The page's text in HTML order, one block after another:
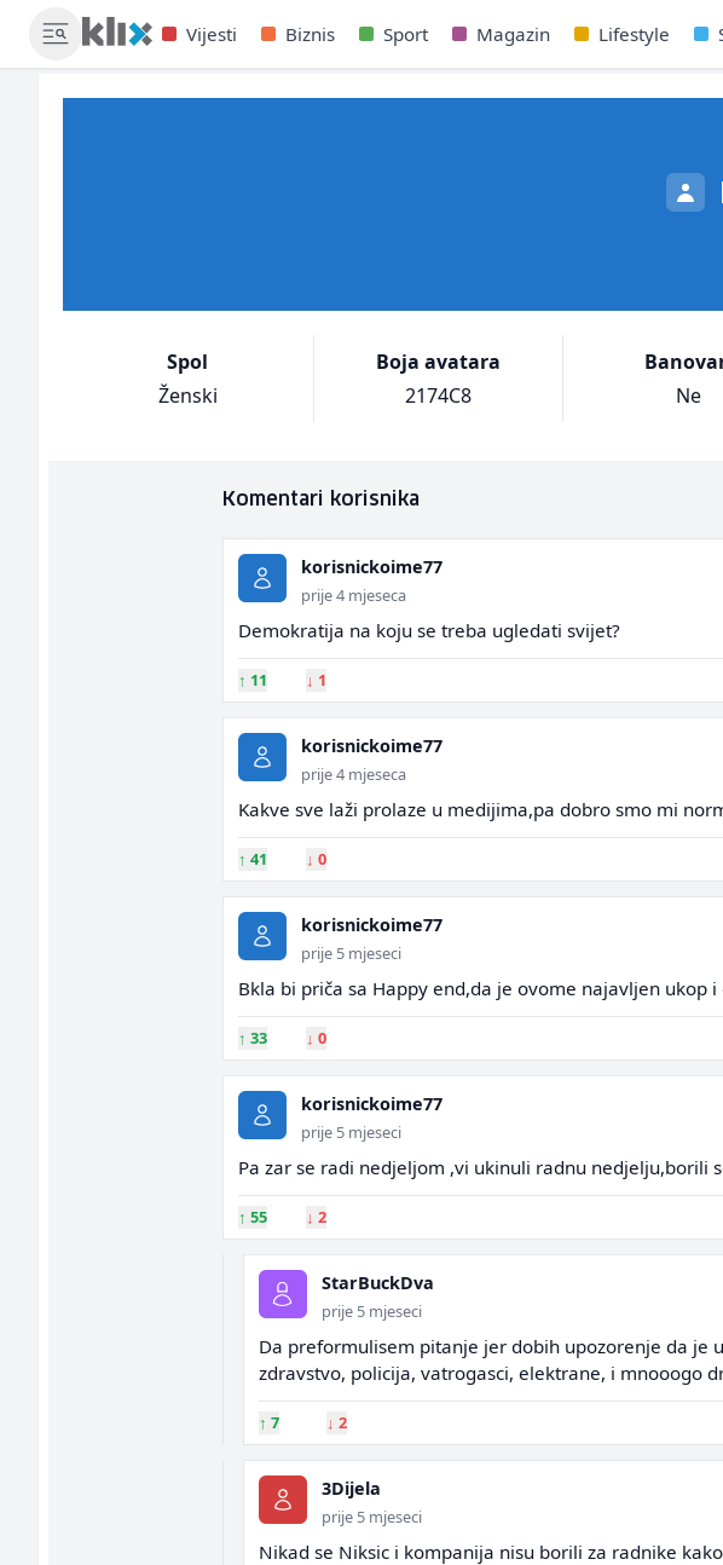
Vijesti Biznis Sport Magazin Lifestyle
Spol
Ženski
Boja avatara
2174C8
Ne
Komentari korisnika
korisnickoime77
prije 4 mjeseca
Demokratija na koju se treba ugledati svijet?
↑ 11 ↓ 1
korisnickoime77
prije 4 mjeseca
Kakve sve laži prolaze u medijima,pa dobro smo mi
↑ 41 ↓ 0
korisnickoime77
prije 5 mjeseci
Bkla bi priča sa Happy end,da je ovome najavljen ukop i
↑ 33 ↓ 0
korisnickoime77
prije 5 mjeseci
Pa zar se radi nedjeljom ,vi ukinuli radnu nedjelju,borili
↑ 55 ↓ 2
StarBuckDva
prije 5 mjeseci
Da preformulisem pitanje jer dobih upozorenje da je
zdravstvo, policija, vatrogasci, elektrane, i mnooogo
↑ 7 ↓ 2
3Dijela
prije 5 mjeseci
Nikad se Niksic i kompanija nisu borili za radnike